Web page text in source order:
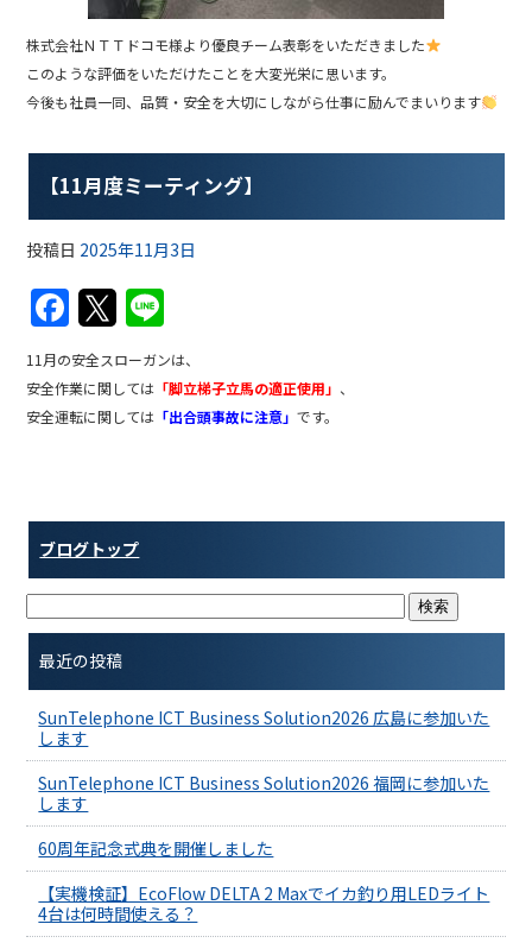
株式会社ＮＴＴドコモ様より優良チーム表彰をいただきました
このような評価をいただけたことを大変光栄に思います。
今後も社員一同、品質・安全を大切にしながら仕事に励んでまいります
【11月度ミーティング】
投稿日 2025年11月3日
F
a
c
e
o
k
T
w
itt
er
n
e
11月の安全スローガンは、
安全作業に関しては 「脚立梯子立馬の適正使用」 、
安全運転に関しては 「出合頭事故に注意」です。
ブログトップ
最近の投稿
SunTelephone ICT Business Solution2026 広島に参加いた
します
SunTelephone ICT Business Solution2026 福岡に参加いた
します
60周年記念式典を開催しました
【実機検証】EcoFlow DELTA 2 Maxでイカ釣り用LEDライト
4台は何時間使える？